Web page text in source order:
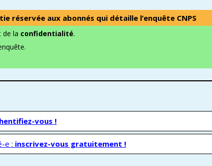
réservée aux abonnés qui détaille l’enquête CNPS
de la confidentialité.
vous !
e : inscrivez-vous gratuitement !